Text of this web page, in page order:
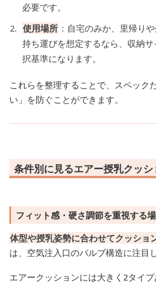
必要です。
使用場所 ：自宅のみか、里帰り
持ち運びを想定するなら、収納
択基準になります。
これらを整理することで、スペック
い」を防ぐことができます。
条件別に見るエアー授乳クッ
フィット感・硬さ調節を重視する
体型や授乳姿勢に合わせてクッショ
は、空気注入口のバルブ構造に注目
エアークッションには大きく2タイプ